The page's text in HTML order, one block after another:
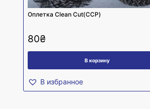
Оплетка Clean Cut(CCP)
80₴
В корзину
В избранное